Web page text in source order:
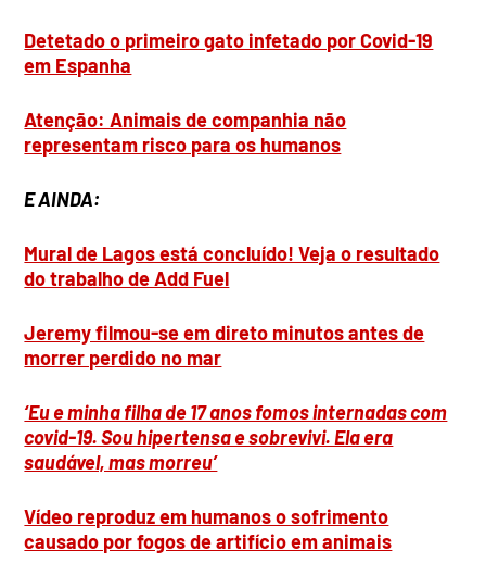
Detetado o primeiro gato infetado por Covid-19
em Espanha
Atenção: Animais de companhia não
representam risco para os humanos
E AINDA:
Mural de Lagos está concluído! Veja o resultado
do trabalho de Add Fuel
Jeremy filmou-se em direto minutos antes de
morrer perdido no mar
‘Eu e minha filha de 17 anos fomos internadas com
covid-19. Sou hipertensa e sobrevivi. Ela era
saudável, mas morreu’
Vídeo reproduz em humanos o sofrimento
causado por fogos de artifício em animais